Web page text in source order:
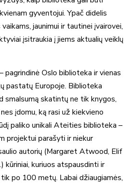
gyventojui. Ypač didelis
jaunimui ir tautinei įvairovei,
įsitraukia į jiems aktualių veiklų
pagrindinė Oslo biblioteka ir vienas
pastatų Europoje. Biblioteka
smalsumą skatintų ne tik knygos,
įdomu, ką rasi už kiekvieno
paliko unikali Ateities biblioteka –
projektui parašyti ir niekur
autorių (Margaret Atwood, Elif
kūriniai, kuriuos atspausdinti ir
po 100 metų. Labai džiaugiamės,